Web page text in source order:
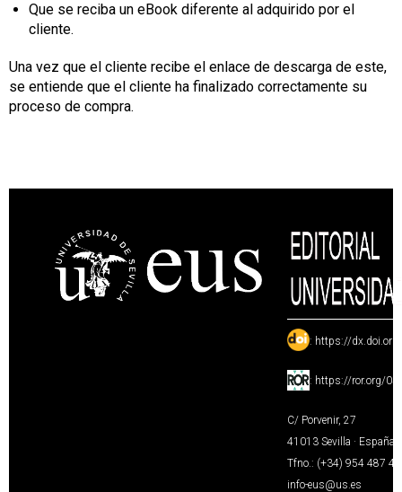
Que se reciba un eBook diferente al adquirido por el
cliente.
Una vez que el cliente recibe el enlace de descarga de este,
se entiende que el cliente ha finalizado correctamente su
proceso de compra.
: https://
: https://ror.org/
C/ Porvenir, 27
41013 Sevilla · España
Tfno.: (+34) 954 487
info-eus@us.es